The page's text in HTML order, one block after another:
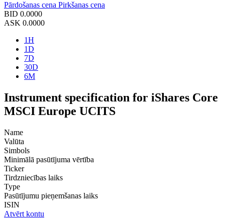
Pārdošanas cena Pirkšanas cena
BID 0.0000
ASK 0.0000
1H
1D
7D
30D
6M
Instrument specification for iShares Core
MSCI Europe UCITS
Name
Valūta
Simbols
Minimālā pasūtījuma vērtība
Ticker
Tirdzniecības laiks
Type
Pasūtījumu pieņemšanas laiks
ISIN
Atvērt kontu